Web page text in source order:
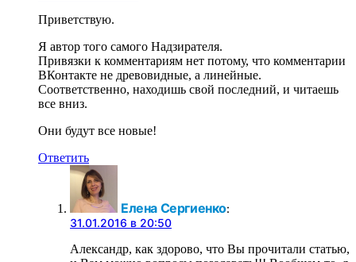
Приветствую.
Я автор того самого Надзирателя.
Привязки к комментариям нет потому, что комментарии
ВКонтакте не древовидные, а линейные.
Соответственно, находишь свой последний, и читаешь
все вниз.
Они будут все новые!
Ответить
Елена Сергиенко:
31.01.2016 в 20:50
Александр, как здорово, что Вы прочитали статью,